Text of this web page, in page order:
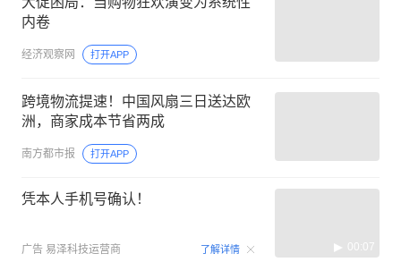
内卷
经济观察网 打开APP
跨境物流提速！中国风扇三日送达欧
洲，商家成本节省两成
南方都市报 打开APP
凭本人手机号确认！
广告 易泽科技运营商 了解详情 00:07